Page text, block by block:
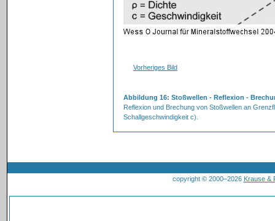
Vorheriges Bild
Abbildung 16: Stoßwellen - Reflexion -
Reflexion und Brechung von Stoßwellen an
Schallgeschwindigkeit c).
copyright © 2000–2026 Krause &